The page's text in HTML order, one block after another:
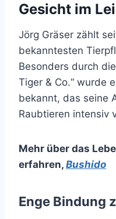
Gesicht im
Jörg Gräser zählt
bekanntesten
Besonders durch
Tiger & Co.“ wurde
bekannt, das seine
Raubtieren intensiv
Mehr über das
erfahren, Bushido
Enge Bindung